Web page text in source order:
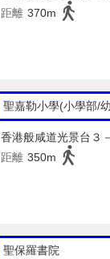
距離 370m
聖嘉勒小學(小學部/
香港般咸道光景台３
距離 350m
聖保羅書院